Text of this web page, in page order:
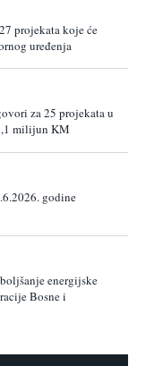
projekata koje će
uređenja
za 25 projekata u
milijun KM
godine
energijske
Bosne i